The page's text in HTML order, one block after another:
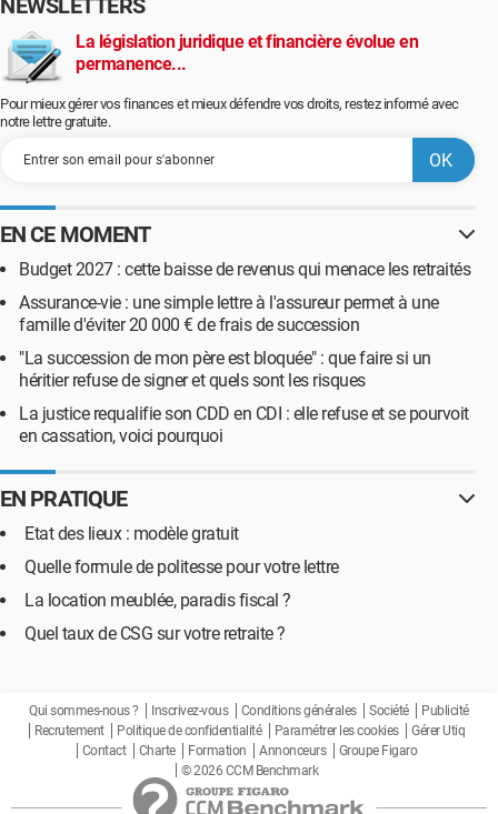
NEWSLETTERS
La législation juridique et financière évolue en
permanence...
Pour mieux gérer vos finances et mieux défendre vos droits, restez informé avec
notre lettre gratuite.
EN CE MOMENT
Budget 2027 : cette baisse de revenus qui menace les retraités
Assurance-vie : une simple lettre à l'assureur permet à une
famille d'éviter 20 000 € de frais de succession
"La succession de mon père est bloquée" : que faire si un
héritier refuse de signer et quels sont les risques
La justice requalifie son CDD en CDI : elle refuse et se pourvoit
en cassation, voici pourquoi
EN PRATIQUE
Etat des lieux : modèle gratuit
Quelle formule de politesse pour votre lettre
La location meublée, paradis fiscal ?
Quel taux de CSG sur votre retraite ?
Qui sommes-nous ? Inscrivez-vous Conditions générales Société
Publicité
Recrutement
Politique de confidentialité Paramétrer les cookies
Gérer Utiq
Contact
Charte Formation Annonceurs
Groupe Figaro
© 2026 CCM Benchmark